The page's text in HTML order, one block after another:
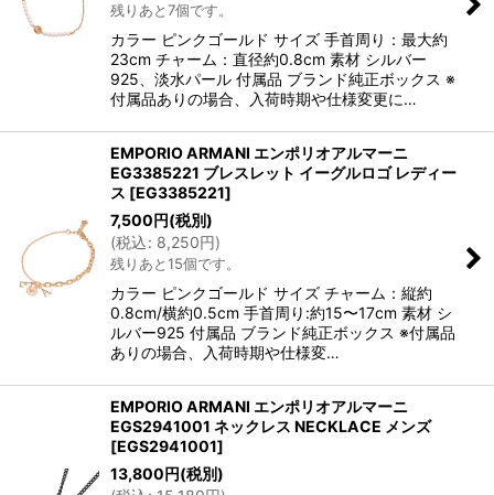
残りあと7個です。
カラー ピンクゴールド サイズ 手首周り：最大約
23cm チャーム：直径約0.8cm 素材 シルバー
925、淡水パール 付属品 ブランド純正ボックス ※
付属品ありの場合、入荷時期や仕様変更に…
EMPORIO ARMANI エンポリオアルマーニ
EG3385221 ブレスレット イーグルロゴ レディー
ス [EG3385221]
7,500円(税別)
(税込: 8,250円)
残りあと15個です。
カラー ピンクゴールド サイズ チャーム：縦約
0.8cm/横約0.5cm 手首周り:約15〜17cm 素材 シ
ルバー925 付属品 ブランド純正ボックス ※付属品
ありの場合、入荷時期や仕様変…
EMPORIO ARMANI エンポリオアルマーニ
EGS2941001 ネックレス NECKLACE メンズ
[EGS2941001]
13,800円(税別)